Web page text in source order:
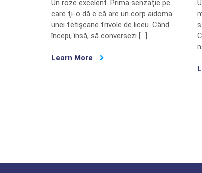
Un roze excelent. Prima senzaţie pe
care ţi-o dă e că are un corp aidoma
unei fetişcane frivole de liceu. Când
începi, însă, să conversezi […]
Learn More